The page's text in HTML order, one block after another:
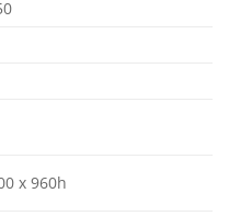
x 960h